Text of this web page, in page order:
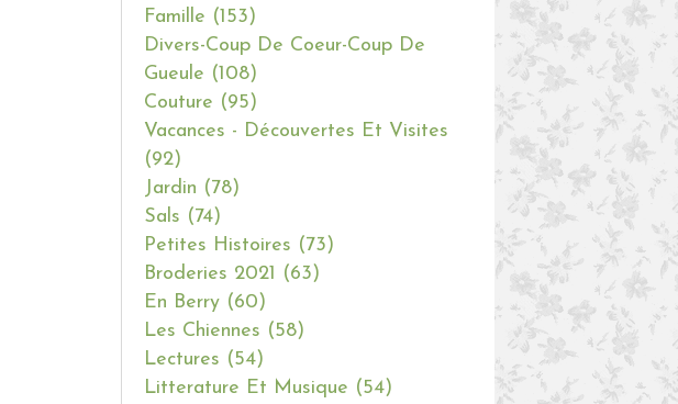
Famille (153)
Divers-Coup De Coeur-Coup De
Gueule (108)
Couture (95)
Vacances - Découvertes Et Visites
(92)
Jardin (78)
Sals (74)
Petites Histoires (73)
Broderies 2021
(63)
En Berry (60)
Les Chiennes (58)
Lectures (54)
Litterature Et Musique (54)